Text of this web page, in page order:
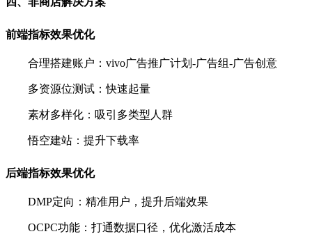
前端指标效果优化
合理搭建账户：vivo广告推广计划-广告组-广告创意
多资源位测试：快速起量
素材多样化：吸引多类型人群
悟空建站：提升下载率
后端指标效果优化
DMP定向：精准用户，提升后端效果
OCPC功能：打通数据口径，优化激活成本